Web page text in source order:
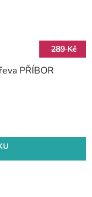
289 Kč
PŘÍBOR